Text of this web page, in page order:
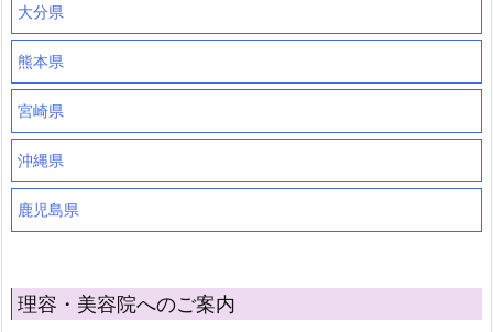
大分県
熊本県
宮崎県
沖縄県
鹿児島県
理容・美容院へのご案内